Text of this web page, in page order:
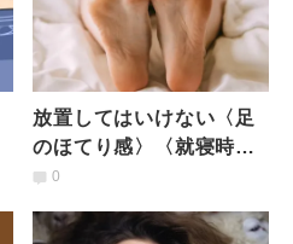
放置してはいけない〈足
のほてり感〉〈就寝時の
足汗〉そこに隠れた意外
0